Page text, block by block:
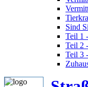
Sind
Teil 1
Teil 2
Teil 3